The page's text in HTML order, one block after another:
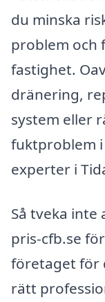
du minska
problem och
fastighet.
dränering,
system eller
fuktproblem
experter i
Så tveka
pris-cfb.se
företaget för
rätt